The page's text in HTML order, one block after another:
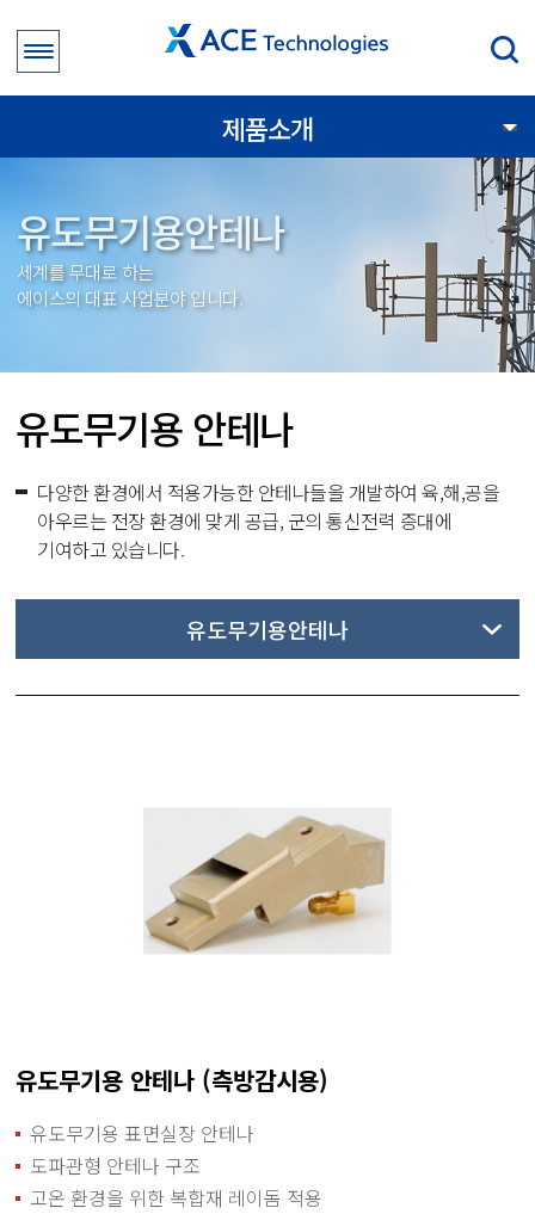
제품소개
유도무기용안테나
세계를 무대로 하는
에이스의 대표 사업분야 입니다.
유도무기용 안테나
다양한 환경에서 적용가능한 안테나들을 개발하여 육,해,공을
아우르는 전장 환경에 맞게 공급, 군의 통신전력 증대에
기여하고 있습니다.
유도무기용안테나
유도무기용 안테나 (측방감시용)
유도무기용 표면실장 안테나
도파관형 안테나 구조
고온 환경을 위한 복합재 레이돔 적용